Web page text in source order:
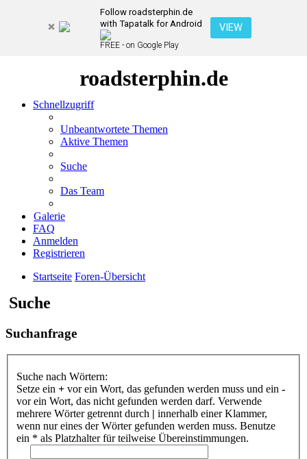
Follow roadsterphin.de
with Tapatalk for Android
FREE - on Google Play
VIEW
roadsterphin.de
Schnellzugriff
Unbeantwortete Themen
Aktive Themen
Suche
Das Team
Galerie
FAQ
Anmelden
Registrieren
Startseite Foren-Übersicht
Suche
Suchanfrage
Suche nach Wörtern:
Setze ein + vor ein Wort, das gefunden werden muss und ein -
vor ein Wort, das nicht gefunden werden darf. Verwende
mehrere Wörter getrennt durch | innerhalb einer Klammer,
wenn nur eines der Wörter gefunden werden muss. Benutze
ein * als Platzhalter für teilweise Übereinstimmungen.